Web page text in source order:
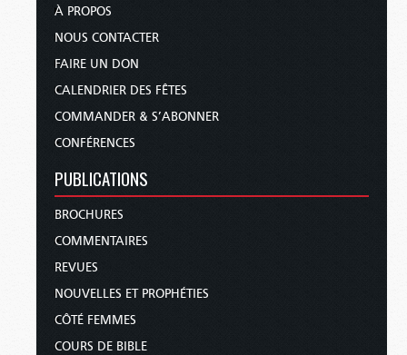
À PROPOS
NOUS CONTACTER
FAIRE UN DON
CALENDRIER DES FÊTES
COMMANDER & S’ABONNER
CONFÉRENCES
PUBLICATIONS
BROCHURES
COMMENTAIRES
REVUES
NOUVELLES ET PROPHÉTIES
CÔTÉ FEMMES
COURS DE BIBLE